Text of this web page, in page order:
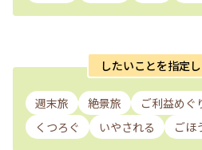
したいことを指定
週末旅 絶景旅 ご利益めぐ
くつろぐ
いやされる ごほ